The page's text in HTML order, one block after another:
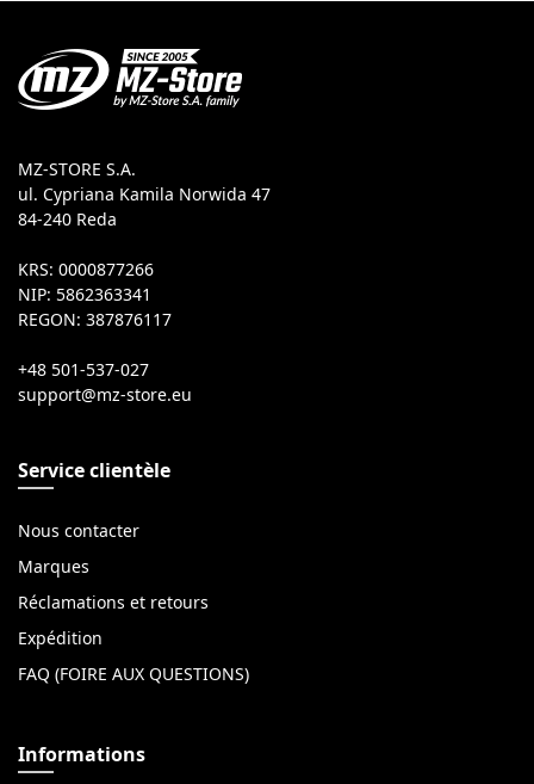
MZ-STORE S.A.
ul. Cypriana Kamila Norwida 47
84-240 Reda
KRS: 0000877266
NIP: 5862363341
REGON: 387876117
+48 501-537-027
Service clientèle
Nous contacter
Marques
Réclamations et retours
Expédition
FAQ (FOIRE AUX QUESTIONS)
Informations